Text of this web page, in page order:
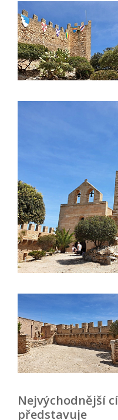
Nejvýchodnější
představuje